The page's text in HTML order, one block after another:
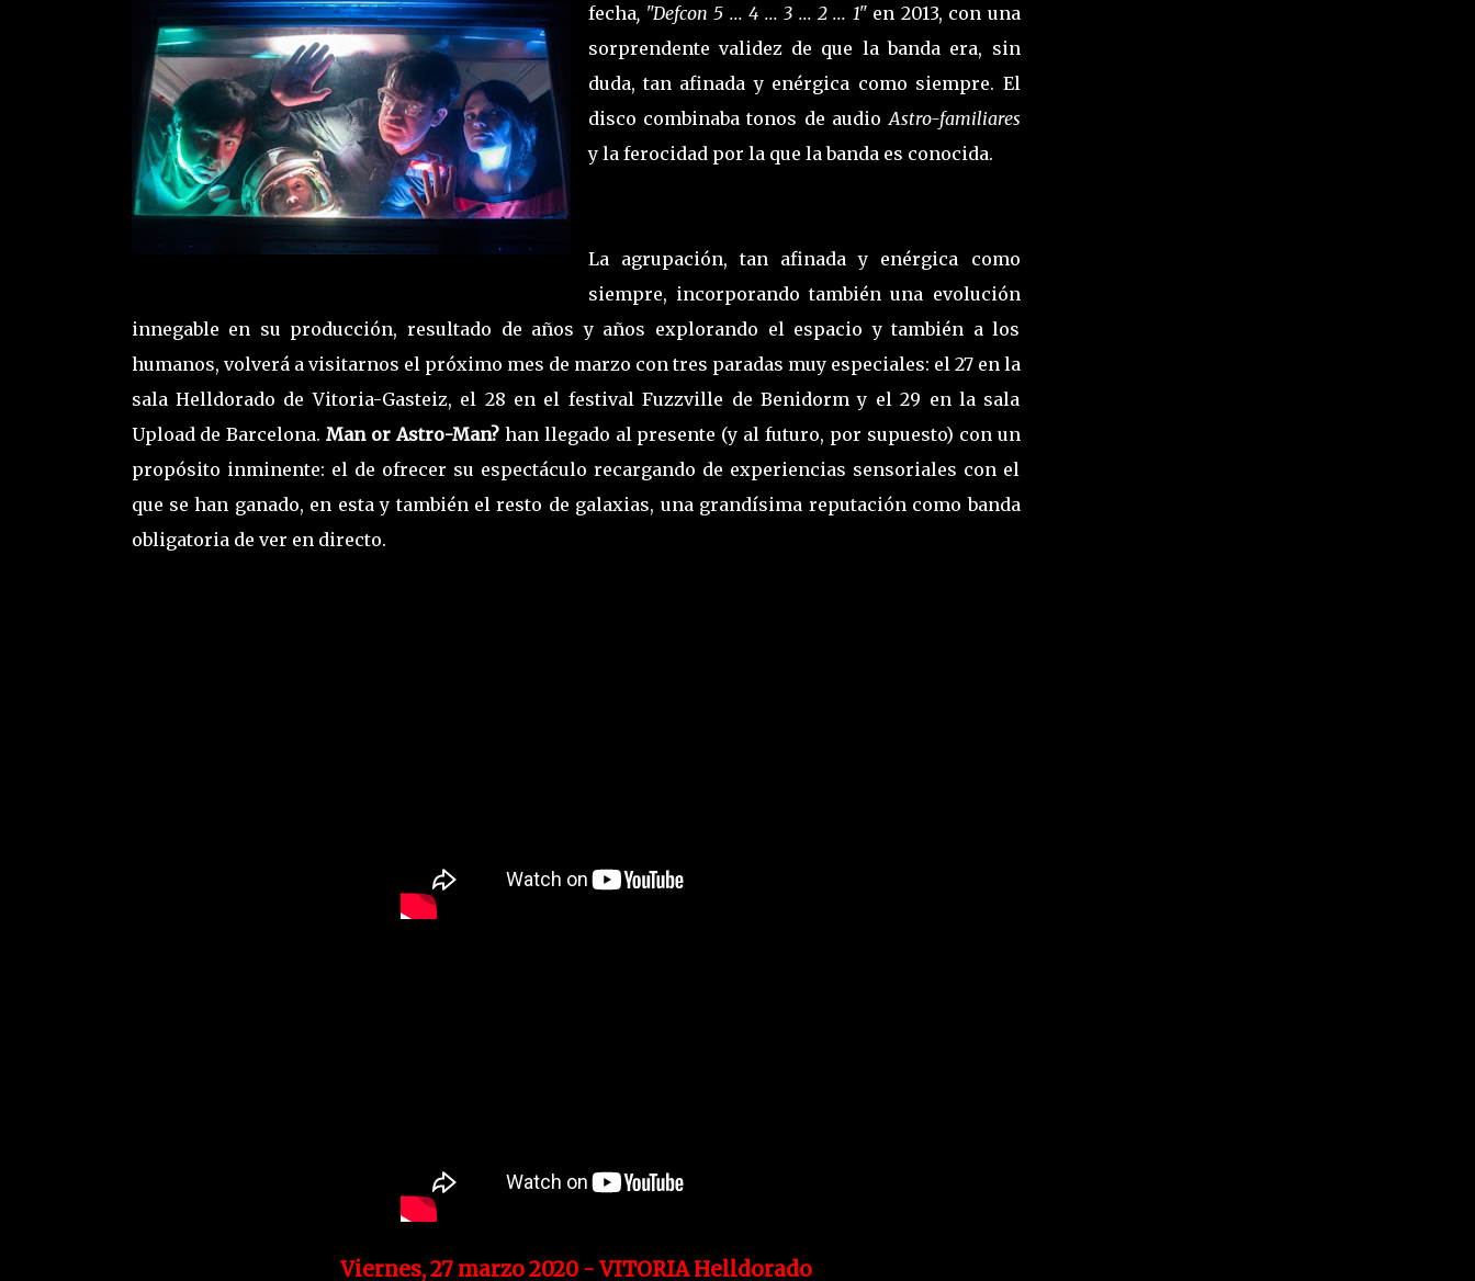
fecha, "Defcon 5 ... 4 ... 3 ... 2 ... 1"en 2013, con una
sorprendente validez de que la banda era, sin
duda, tan afinada y enérgica como siempre. El
disco combinaba tonos de audio Astro-familiares
y la ferocidad por la que la banda es conocida.
La agrupación, tan afinada y enérgica como
siempre, incorporando también una evolución
innegable en su producción, resultado de años y años explorando el espacio y también a los
humanos, volverá a visitarnos el próximo mes de marzo con tres paradas muy especiales: el 27 en la
sala Helldorado de Vitoria-Gasteiz, el 28 en el festival Fuzzville de Benidorm y el 29 en la sala
Upload de Barcelona.Man or Astro-Man?han llegado al presente (y al futuro, por supuesto) con un
propósito inminente: el de ofrecer su espectáculo recargando de experiencias sensoriales con el
que se han ganado, en esta y también el resto de galaxias, una grandísima reputación como banda
obligatoria de ver en directo.
Viernes, 27 marzo 2020 - VITORIA Helldorado